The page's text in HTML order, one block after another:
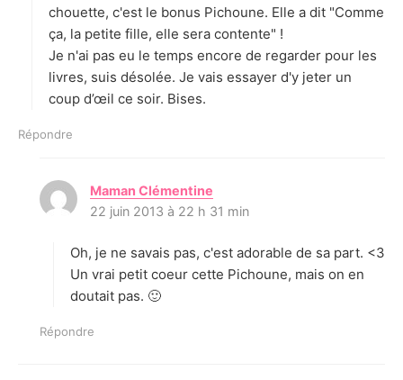
chouette, c'est le bonus Pichoune. Elle a dit "Comme
ça, la petite fille, elle sera contente" !
Je n'ai pas eu le temps encore de regarder pour les
livres, suis désolée. Je vais essayer d'y jeter un
coup d’œil ce soir. Bises.
Répondre
Maman Clémentine
i
:
22 juin 2013 à 22 h 31 min
Oh, je ne savais pas, c'est adorable de sa part. <3
Un vrai petit coeur cette Pichoune, mais on en
doutait pas. 🙂
Répondre